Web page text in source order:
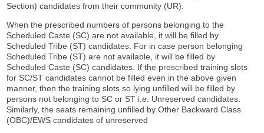
Section) candidates from their community (UR).
When the prescribed numbers of persons belonging to the
Scheduled Caste (SC) are not available, it will be filled by
Scheduled Tribe (ST) candidates. For in case person belonging
Scheduled Tribe (ST) are not available, it will be filled by
Scheduled Caste (SC) candidates. If the prescribed training slots
for SC/ST candidates cannot be filled even in the above given
manner, then the training slots so lying unfilled will be filled by
persons not belonging to SC or ST i.e. Unreserved candidates.
Similarly, the seats remaining unfilled by Other Backward Class
(OBC)/EWS candidates of unreserved